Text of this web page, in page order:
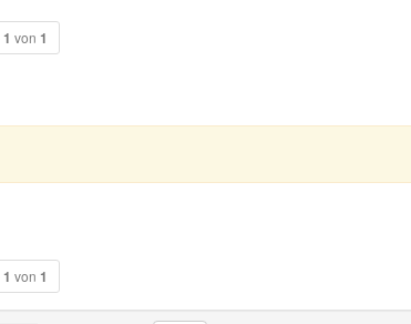
1 von 1
1 von 1